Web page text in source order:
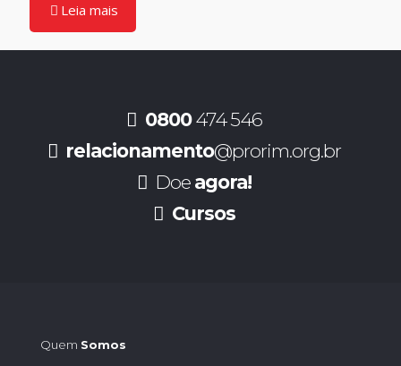
Leia mais
0800474 546
relacionamento@prorim.org.br
Doe agora!
Cursos
Quem Somos